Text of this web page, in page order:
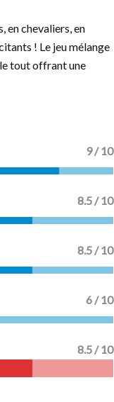
en chevaliers, en
! Le jeu mélange
tout offrant une
9 / 10
8.5 / 10
8.5 / 10
6 / 10
8.5 / 10